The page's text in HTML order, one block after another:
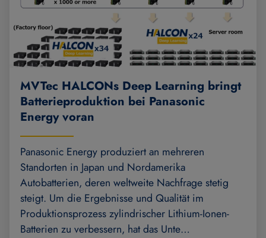
MVTec HALCONs Deep Learning bringt
Batterieproduktion bei Panasonic
Energy voran
Panasonic Energy produziert an mehreren
Standorten in Japan und Nordamerika
Autobatterien, deren weltweite Nachfrage stetig
steigt. Um die Ergebnisse und Qualität im
Produktionsprozess zylindrischer Lithium-Ionen-
Batterien zu verbessern, hat das Unte…